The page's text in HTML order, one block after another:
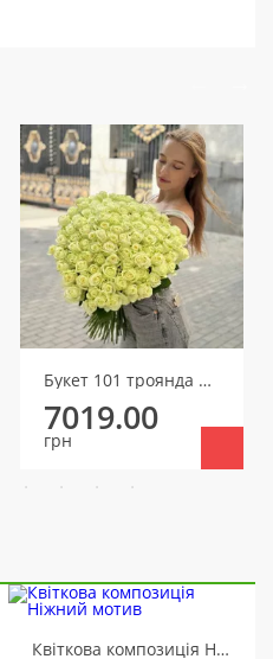
Букет 101 троянда Аваланч
7019.00
грн
Квіткова композиція Ніжний мотив